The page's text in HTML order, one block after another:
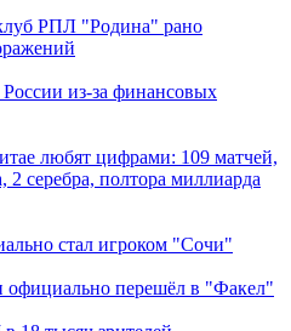
РПЛ "Родина" рано
из-за финансовых
любят цифрами: 109 матчей,
2 серебра, полтора миллиарда
стал игроком "Сочи"
официально перешёл в "Факел"